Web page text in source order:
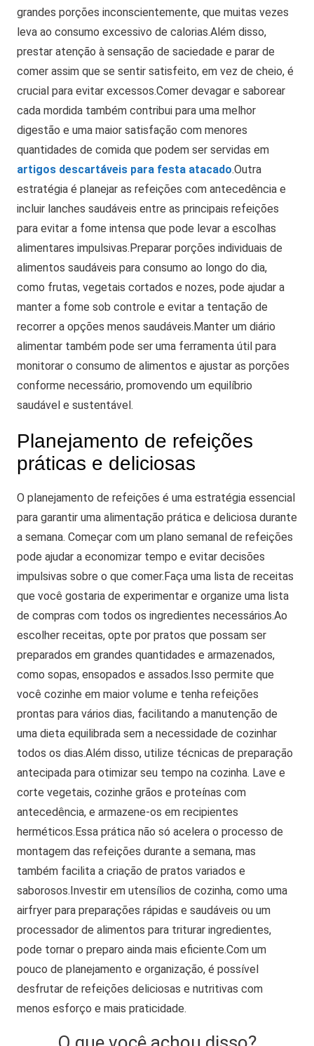
grandes porções inconscientemente, que muitas vezes
leva ao consumo excessivo de calorias.Além disso,
prestar atenção à sensação de saciedade e parar de
comer assim que se sentir satisfeito, em vez de cheio, é
crucial para evitar excessos.Comer devagar e saborear
cada mordida também contribui para uma melhor
digestão e uma maior satisfação com menores
quantidades de comida que podem ser servidas em
artigos descartáveis para festa atacado.Outra
estratégia é planejar as refeições com antecedência e
incluir lanches saudáveis entre as principais refeições
para evitar a fome intensa que pode levar a escolhas
alimentares impulsivas.Preparar porções individuais de
alimentos saudáveis para consumo ao longo do dia,
como frutas, vegetais cortados e nozes, pode ajudar a
manter a fome sob controle e evitar a tentação de
recorrer a opções menos saudáveis.Manter um diário
alimentar também pode ser uma ferramenta útil para
monitorar o consumo de alimentos e ajustar as porções
conforme necessário, promovendo um equilíbrio
saudável e sustentável.
Planejamento de refeições
práticas e deliciosas
O planejamento de refeições é uma estratégia essencial
para garantir uma alimentação prática e deliciosa durante
a semana. Começar com um plano semanal de refeições
pode ajudar a economizar tempo e evitar decisões
impulsivas sobre o que comer.Faça uma lista de receitas
que você gostaria de experimentar e organize uma lista
de compras com todos os ingredientes necessários.Ao
escolher receitas, opte por pratos que possam ser
preparados em grandes quantidades e armazenados,
como sopas, ensopados e assados.Isso permite que
você cozinhe em maior volume e tenha refeições
prontas para vários dias, facilitando a manutenção de
uma dieta equilibrada sem a necessidade de cozinhar
todos os dias.Além disso, utilize técnicas de preparação
antecipada para otimizar seu tempo na cozinha. Lave e
corte vegetais, cozinhe grãos e proteínas com
antecedência, e armazene-os em recipientes
herméticos.Essa prática não só acelera o processo de
montagem das refeições durante a semana, mas
também facilita a criação de pratos variados e
saborosos.Investir em utensílios de cozinha, como uma
airfryer para preparações rápidas e saudáveis ou um
processador de alimentos para triturar ingredientes,
pode tornar o preparo ainda mais eficiente.Com um
pouco de planejamento e organização, é possível
desfrutar de refeições deliciosas e nutritivas com
menos esforço e mais praticidade.